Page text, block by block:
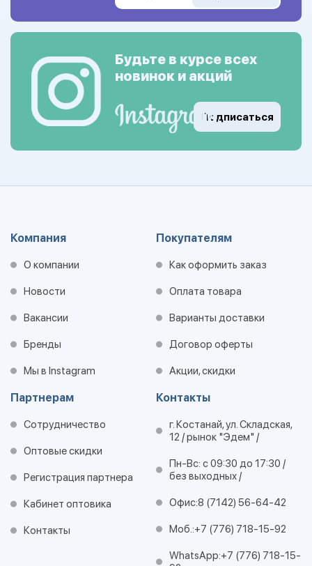
Будьте в курсе всех
новинок и акций
Подписаться
Компания
О компании
Новости
Вакансии
Бренды
Мы в Instagram
Покупателям
Как оформить заказ
Оплата товара
Варианты доставки
Договор оферты
Акции, скидки
Партнерам
Сотрудничество
Оптовые скидки
Регистрация партнера
Кабинет оптовика
Контакты
Контакты
г. Костанай, ул. Складская,
12 / рынок "Эдем" /
Пн-Вс: с 09:30 до 17:30 /
без выходных /
Офис:8 (7142) 56-64-42
Моб.:+7 (776) 718-15-92
WhatsApp:+7 (776) 718-15-